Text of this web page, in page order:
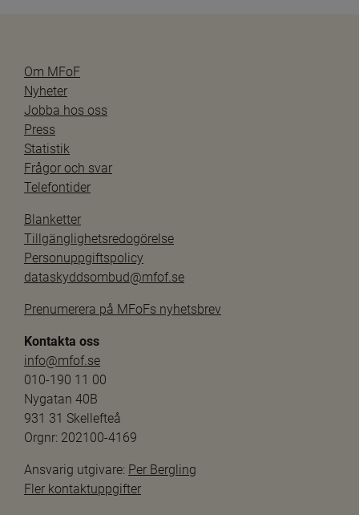
Om MFoF
Nyheter
Jobba hos oss
Press
Statistik
Frågor och svar
Telefontider
Blanketter
Tillgänglighetsredogörelse
Personuppgiftspolicy
dataskyddsombud@mfof.se
Prenumerera på MFoFs nyhetsbrev
Kontakta oss
info@mfof.se
010-190 11 00
Nygatan 40B
931 31 Skellefteå
Orgnr: 202100-4169
Ansvarig utgivare: Per Bergling
Fler kontaktuppgifter